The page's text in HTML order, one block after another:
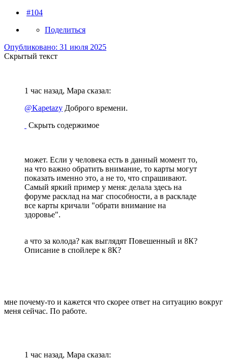
#104
Поделиться
Опубликовано: 31 июля 2025
Скрытый текст
1 час назад, Мара сказал:
@Kapetazy Доброго времени.
Скрыть содержимое
может. Если у человека есть в данный момент то,
на что важно обратить внимание, то карты могут
показать именно это, а не то, что спрашивают.
Самый яркий пример у меня: делала здесь на
форуме расклад на маг способности, а в раскладе
все карты кричали "обрати внимание на
здоровье".
а что за колода? как выглядят Повешенный и 8К?
Описание в спойлере к 8К?
мне почему-то и кажется что скорее ответ на ситуацию вокруг
меня сейчас. По работе.
1 час назад, Мара сказал: